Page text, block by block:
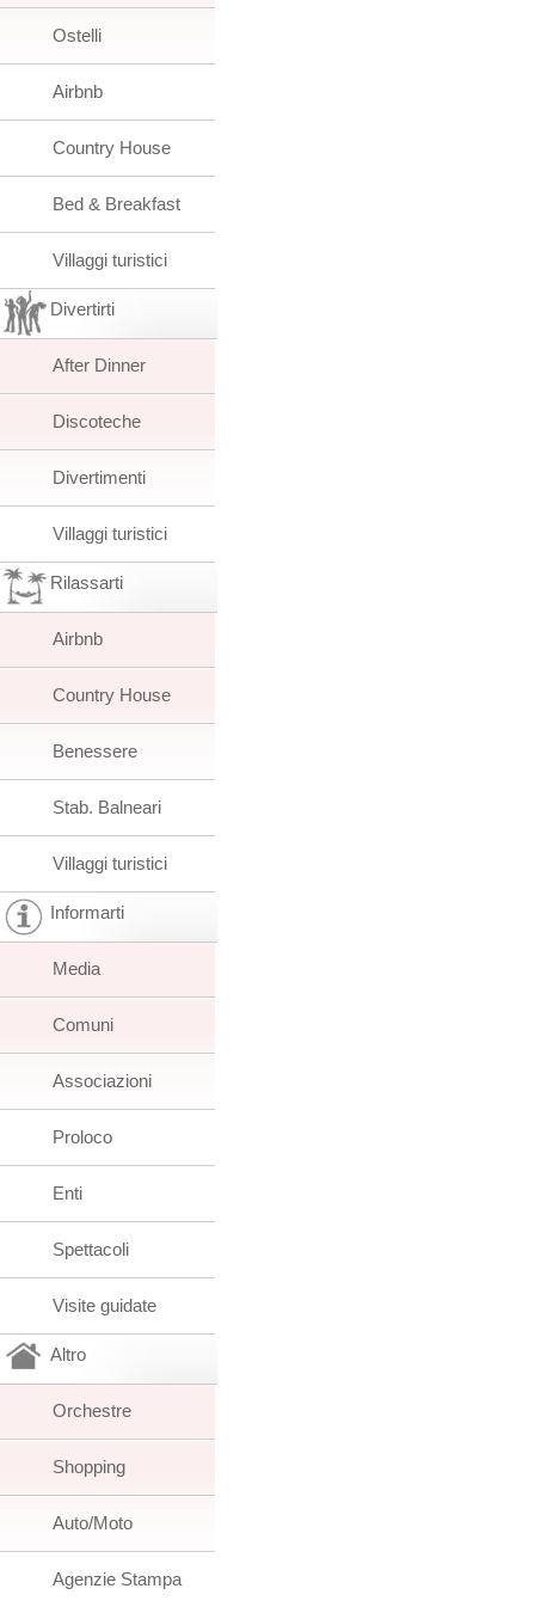
Ostelli
Airbnb
Country House
Bed & Breakfast
Villaggi turistici
Divertirti
After Dinner
Discoteche
Divertimenti
Villaggi turistici
Rilassarti
Airbnb
Country House
Benessere
Stab. Balneari
Villaggi turistici
Informarti
Media
Comuni
Associazioni
Proloco
Enti
Spettacoli
Visite guidate
Altro
Orchestre
Shopping
Auto/Moto
Agenzie Stampa